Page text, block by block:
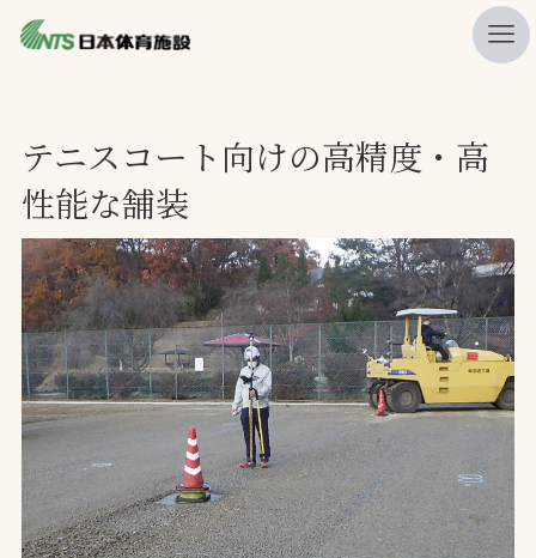
ニュース
プレスリリース
レポート
製品・サービス一覧
施工・管理実績一覧
会社概要
採用情報
検索
テニスコート向けの高精度・高
性能な舗装